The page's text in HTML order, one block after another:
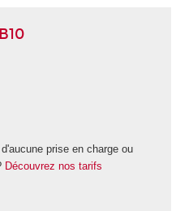
prise en charge ou
Découvrez nos tarifs